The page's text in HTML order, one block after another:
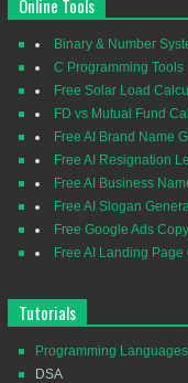
Online Tools
Binary & Number
C Programming Tools
Free Solar Load
FD vs Mutual Fund
Free AI Brand Name
Free AI Resignation
Free AI Business
Free AI Slogan
Free Google Ads
Free AI Landing Page
Tutorials
Programming Languages
DSA